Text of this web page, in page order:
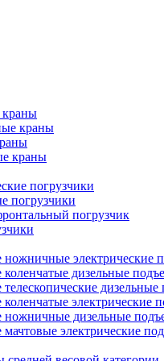
краны
краны
краны
погрузчики
погрузчики
погрузчик
электрические
дизельные
электрические
ножничные дизельные
электрические